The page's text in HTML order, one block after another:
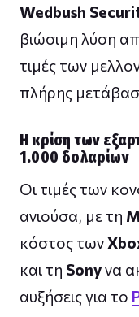
Wedbush
βιώσιμη λύση
τιμές των
πλήρης
Η κρίση των
1.000 δολαρίων
Οι τιμές των
ανιούσα, με τη
κόστος των
και τη Sonyνα
αυξήσεις για το